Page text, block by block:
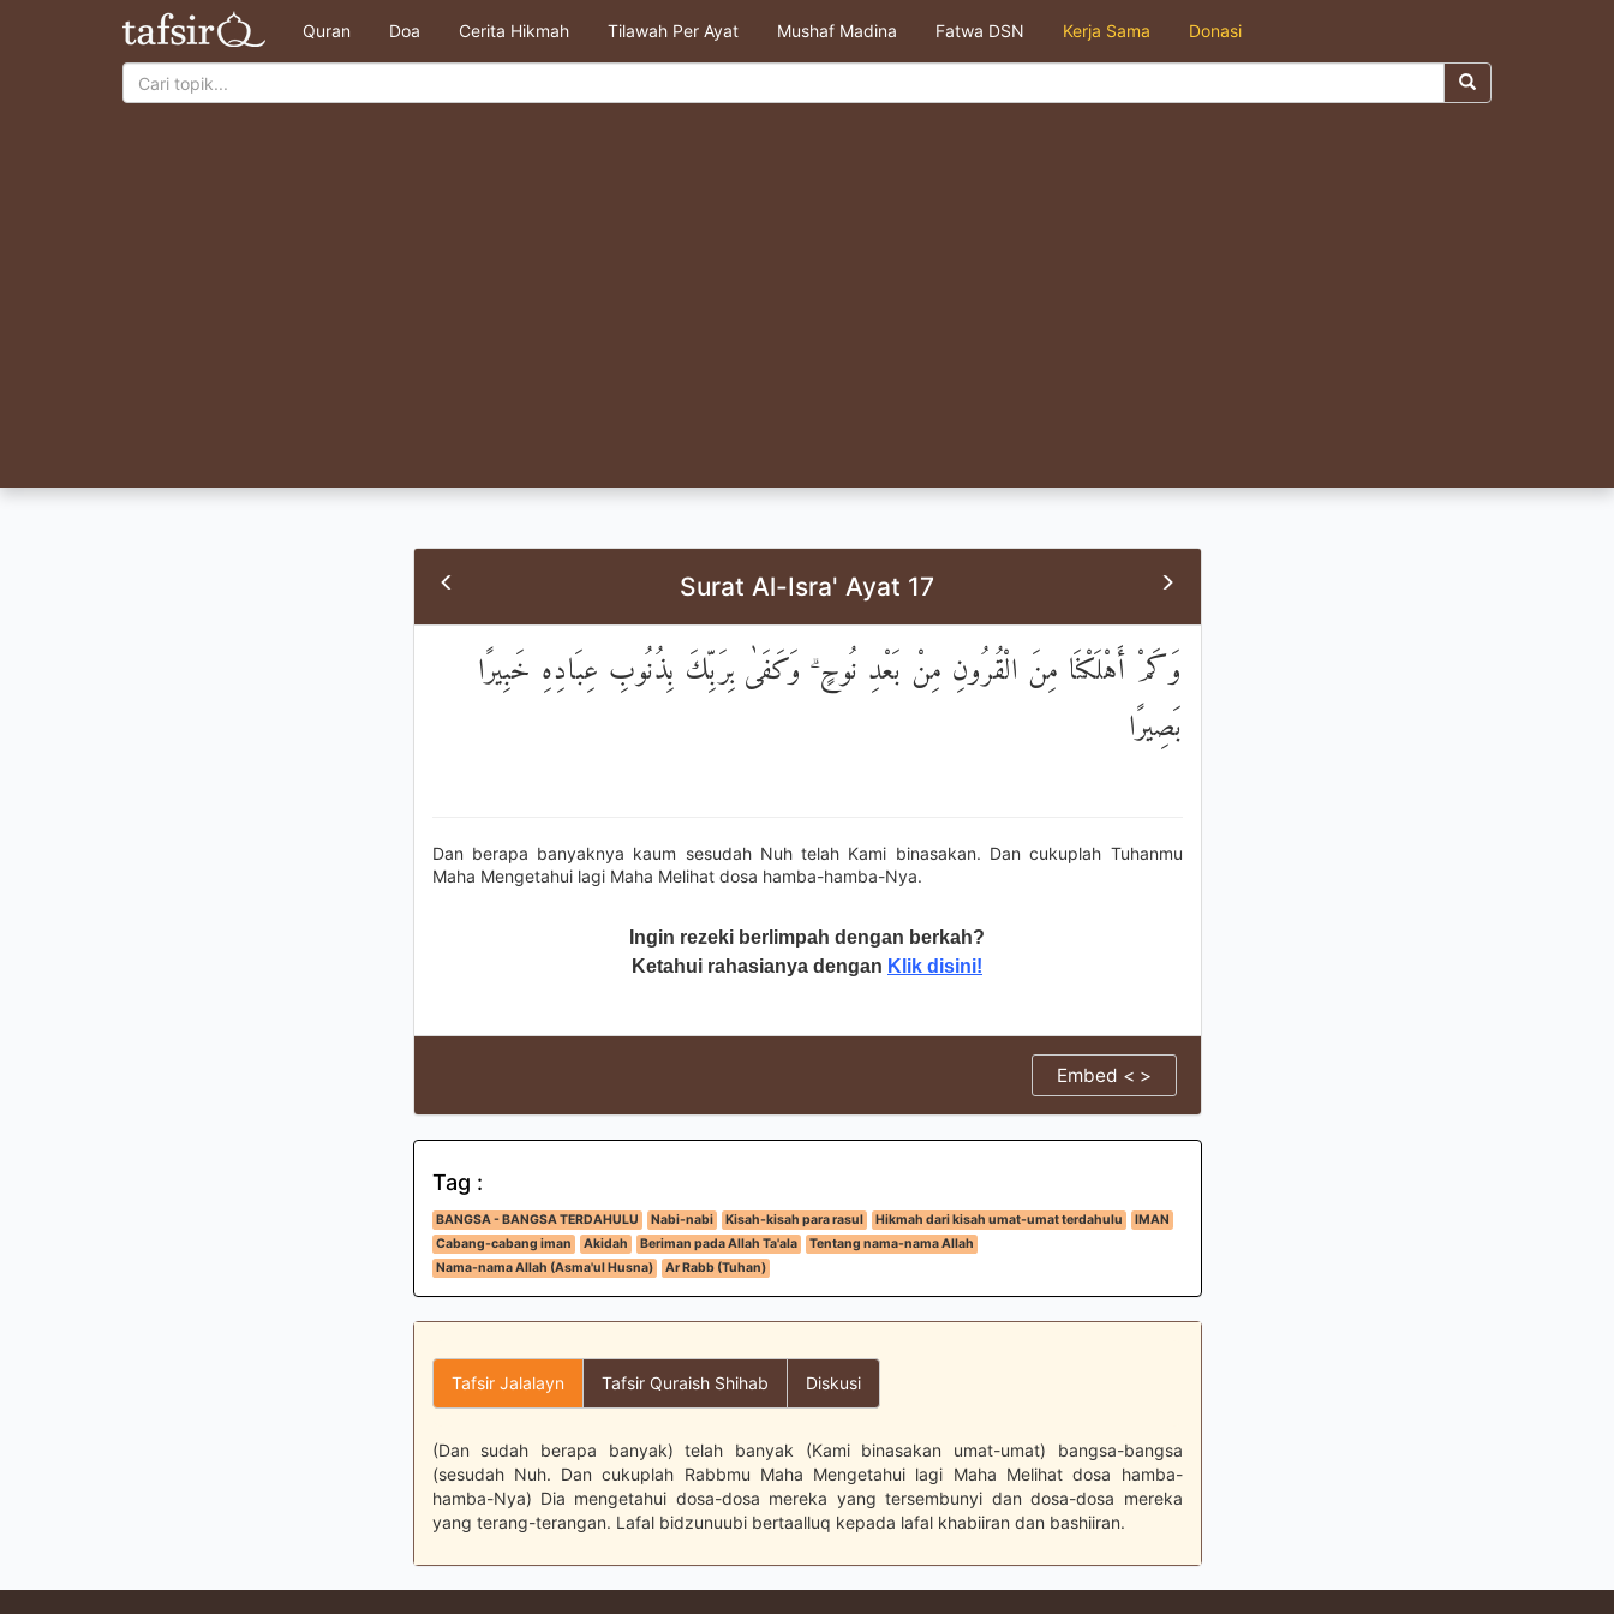
Quran Doa Cerita Hikmah Tilawah Per Ayat Mushaf Madina Fatwa DSN Kerja Sama Donasi
Surat Al-Isra' Ayat 17
وَكَمْ أَهْلَكْنَا مِنَ الْقُرُونِ مِنْ بَعْدِ نُوحٍ ۗ وَكَفَىٰ بِرَبِّكَ بِذُنُوبِ عِبَادِهِ خَبِيرًا
بَصِيرًا
Dan berapa banyaknya kaum sesudah Nuh telah Kami binasakan. Dan cukuplah Tuhanmu
Maha Mengetahui lagi Maha Melihat dosa hamba-hamba-Nya.
Ingin rezeki berlimpah dengan berkah?
Ketahui rahasianya dengan Klik disini!
Embed < >
Tag :
BANGSA - BANGSA TERDAHULU Nabi-nabi Kisah-kisah para rasul Hikmah dari kisah umat-umat terdahulu
IMAN
Cabang-cabang iman
Akidah Beriman pada Allah Ta'ala
Tentang nama-nama Allah
Nama-nama Allah (Asma'ul Husna)
Ar Rabb (Tuhan)
Tafsir Jalalayn Tafsir Quraish Shihab Diskusi
(Dan sudah berapa banyak) telah banyak (Kami binasakan umat-umat) bangsa-bangsa
(sesudah Nuh. Dan cukuplah Rabbmu Maha Mengetahui lagi Maha Melihat dosa hamba-
hamba-Nya) Dia mengetahui dosa-dosa mereka yang tersembunyi dan dosa-dosa mereka
yang terang-terangan. Lafal bidzunuubi bertaalluq kepada lafal khabiiran dan bashiiran.